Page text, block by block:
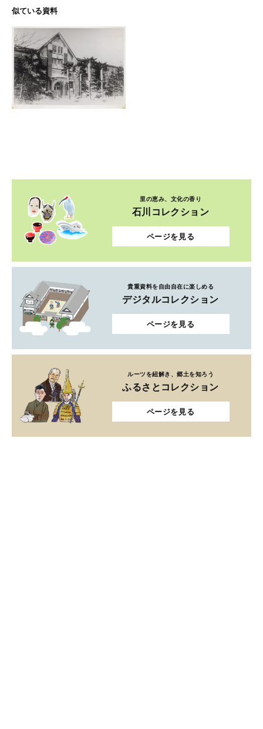
似ている資料
里の恵み、文化の香り
石川コレクション
ページを見る
貴重資料を自由自在に楽しめる
デジタルコレクション
ページを見る
ルーツを紐解き、郷土を知ろう
ふるさとコレクション
ページを見る